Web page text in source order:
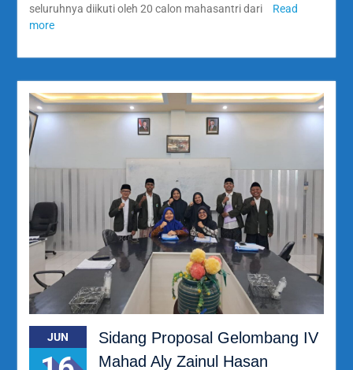
seluruhnya diikuti oleh 20 calon mahasantri dari
Read
more
JUN
Sidang Proposal Gelombang IV
Mahad Aly Zainul Hasan